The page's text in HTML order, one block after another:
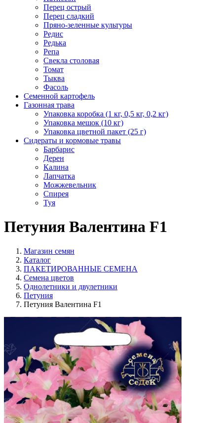
Перец острый
Перец сладкий
Пряно-зеленные культуры
Редис
Редька
Репа
Свекла столовая
Томат
Тыква
Фасоль
Семенной картофель
Газонная трава
Упаковка коробка (1 кг, 0,5 кг, 0,2 кг)
Упаковка мешок (10 кг)
Упаковка цветной пакет (25 г)
Сидераты и кормовые травы
Барбарис
Дерен
Калина
Лапчатка
Можжевельник
Спирея
Туя
Петуния Валентина F1
Магазин семян
Каталог
ПАКЕТИРОВАННЫЕ СЕМЕНА
Семена цветов
Однолетники и двулетники
Петуния
Петуния Валентина F1